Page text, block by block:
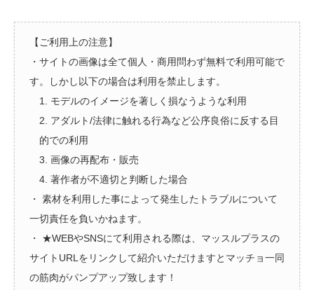
【ご利用上の注意】
・サイトの画像は全て個人・商用問わず無料で利用可能で
す。しかし以下の場合は利用を禁止します。
1. モデルのイメージを著しく損なうような利用
2. アダルト/法律に触れる行為など公序良俗に反する目
的での利用
3. 画像の再配布・販売
4. 著作者が不適切と判断した場合
・ 素材を利用した事によって発生したトラブルについて
一切責任を負いかねます。
・ ★WEBやSNSにて利用される際は、マッスルプラスの
サイトURLをリンクして紹介いただけますとマッチョ一同
の筋肉がパンプアップ致します！